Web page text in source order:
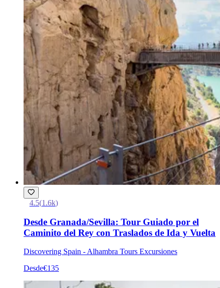
4.5(1.6k)
Desde Granada/Sevilla: Tour Guiado por el
Caminito del Rey con Traslados de Ida y Vuelta
Discovering Spain - Alhambra Tours Excursiones
Desde€135